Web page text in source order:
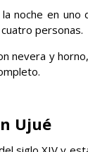
noche en uno
personas.
nevera y
Ujué